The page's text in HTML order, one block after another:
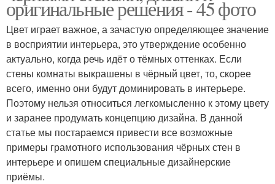
оригинальные решения - 45 фото
Цвет играет важное, а зачастую определяющее значение
в восприятии интерьера, это утверждение особенно
актуально, когда речь идёт о тёмных оттенках. Если
стены комнаты выкрашены в чёрный цвет, то, скорее
всего, именно они будут доминировать в интерьере.
Поэтому нельзя относиться легкомысленно к этому цвету
и заранее продумать концепцию дизайна. В данной
статье мы постараемся привести все возможные
примеры грамотного использования чёрных стен в
интерьере и опишем специальные дизайнерские
приёмы.